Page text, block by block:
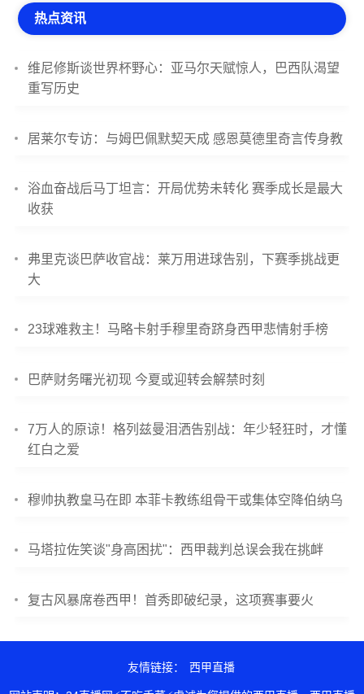
热点资讯
维尼修斯谈世界杯野心：亚马尔天赋惊人，巴西队渴望
重写历史
居莱尔专访：与姆巴佩默契天成 感恩莫德里奇言传身教
浴血奋战后马丁坦言：开局优势未转化 赛季成长是最大
收获
弗里克谈巴萨收官战：莱万用进球告别，下赛季挑战更
大
23球难救主！马略卡射手穆里奇跻身西甲悲情射手榜
巴萨财务曙光初现 今夏或迎转会解禁时刻
7万人的原谅！格列兹曼泪洒告别战：年少轻狂时，才懂
红白之爱
穆帅执教皇马在即 本菲卡教练组骨干或集体空降伯纳乌
马塔拉佐笑谈"身高困扰"：西甲裁判总误会我在挑衅
复古风暴席卷西甲！首秀即破纪录，这项赛事要火
友情链接： 西甲直播